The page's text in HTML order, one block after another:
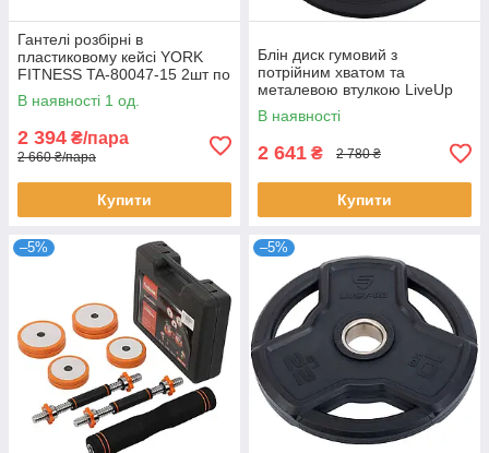
Гантелі розбірні в
пластиковому кейсі YORK
FITNESS TA-80047-15 2шт по
7,5кг хром
В наявності 1 од.
2 394 ₴/пара
2 660 ₴/пара
Купити
Блін диск гумовий з
потрійним хватом та
металевою втулкою LiveUp
LP8330-15 Чорний
В наявності
2 641 ₴ 2 780 ₴
Купити
–5% –5%